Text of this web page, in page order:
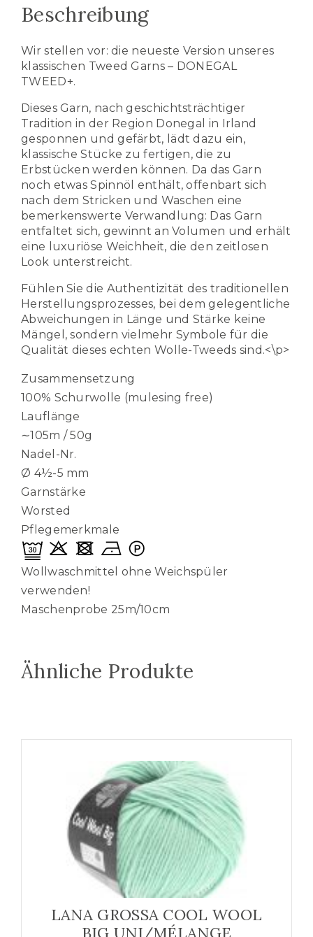
Beschreibung
Wir stellen vor: die neueste Version unseres
klassischen Tweed Garns – DONEGAL
TWEED+.
Dieses Garn, nach geschichtsträchtiger
Tradition in der Region Donegal in Irland
gesponnen und gefärbt, lädt dazu ein,
klassische Stücke zu fertigen, die zu
Erbstücken werden können. Da das Garn
noch etwas Spinnöl enthält, offenbart sich
nach dem Stricken und Waschen eine
bemerkenswerte Verwandlung: Das Garn
entfaltet sich, gewinnt an Volumen und erhält
eine luxuriöse Weichheit, die den zeitlosen
Look unterstreicht.
Fühlen Sie die Authentizität des traditionellen
Herstellungsprozesses, bei dem gelegentliche
Abweichungen in Länge und Stärke keine
Mängel, sondern vielmehr Symbole für die
Qualität dieses echten Wolle-Tweeds sind.<\p>
Zusammensetzung
100% Schurwolle (mulesing free)
Lauflänge
∼105m / 50g
Nadel-Nr.
Ø 4½-5 mm
Garnstärke
Worsted
Pflegemerkmale
Wollwaschmittel ohne Weichspüler
verwenden!
Maschenprobe 25m/10cm
Ähnliche Produkte
LANA GROSSA COOL WOOL
BIG UNI/MÉLANGE